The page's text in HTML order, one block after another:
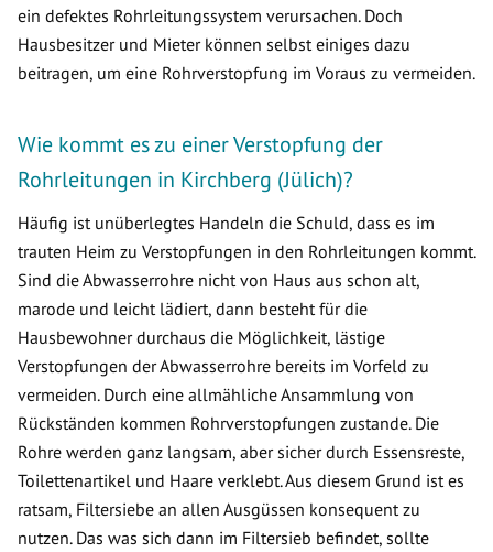
ein defektes Rohrleitungssystem verursachen. Doch
Hausbesitzer und Mieter können selbst einiges dazu
beitragen, um eine Rohrverstopfung im Voraus zu vermeiden.
Wie kommt es zu einer Verstopfung der
Rohrleitungen in Kirchberg (Jülich)?
Häufig ist unüberlegtes Handeln die Schuld, dass es im
trauten Heim zu Verstopfungen in den Rohrleitungen kommt.
Sind die Abwasserrohre nicht von Haus aus schon alt,
marode und leicht lädiert, dann besteht für die
Hausbewohner durchaus die Möglichkeit, lästige
Verstopfungen der Abwasserrohre bereits im Vorfeld zu
vermeiden. Durch eine allmähliche Ansammlung von
Rückständen kommen Rohrverstopfungen zustande. Die
Rohre werden ganz langsam, aber sicher durch Essensreste,
Toilettenartikel und Haare verklebt. Aus diesem Grund ist es
ratsam, Filtersiebe an allen Ausgüssen konsequent zu
nutzen. Das was sich dann im Filtersieb befindet, sollte